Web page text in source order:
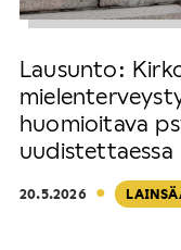
Lausunto:
huomioitava
uudistettaessa
20.5.2026 ·